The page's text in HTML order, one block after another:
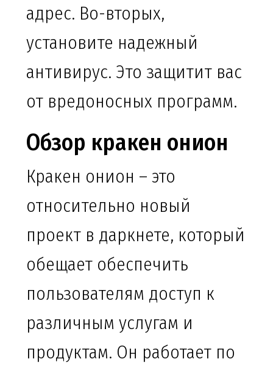
адрес. Во-вторых,
установите надежный
антивирус. Это защитит вас
от вредоносных программ.
Обзор кракен онион
Кракен онион – это
относительно новый
проект в даркнете, который
обещает обеспечить
пользователям доступ к
различным услугам и
продуктам. Он работает по